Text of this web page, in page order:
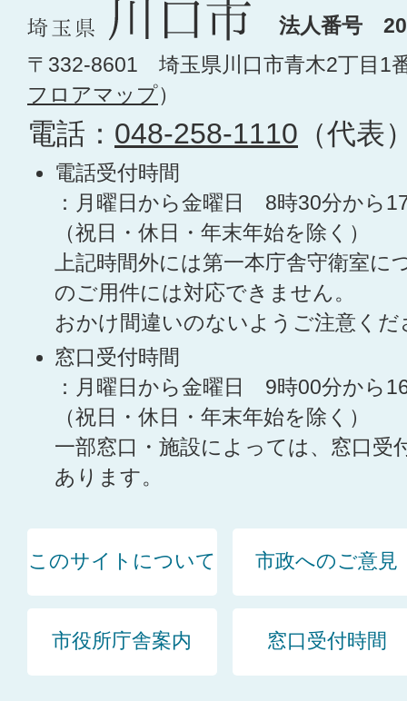
法人番号
〒332-8601 埼玉県川口市青木2丁目1
フロアマップ）
電話： 048-258-1110 （代表
電話受付時間
：月曜日から金曜日 8時30分から
（祝日・休日・年末年始を除く）
上記時間外には第一本庁舎守衛室に
のご用件には対応できません。
おかけ間違いのないようご注意くだ
窓口受付時間
：月曜日から金曜日 9時00分から
（祝日・休日・年末年始を除く）
一部窓口・施設によっては、窓口受
あります。
このサイトについて 市政へのご意見
市役所庁舎案内 窓口受付時間